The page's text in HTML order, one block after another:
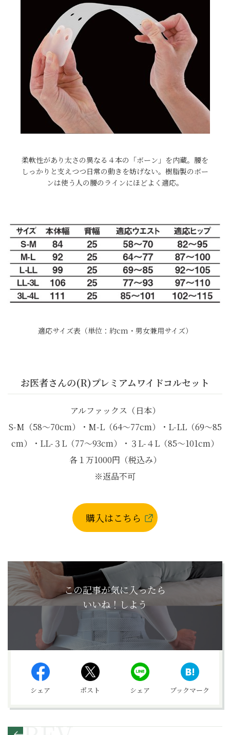
柔軟性があり太さの異なる４本の「ボーン」を内蔵。腰を
しっかりと支えつつ日常の動きを妨げない。樹脂製のボー
ンは使う人の腰のラインにほどよく適応。
適応サイズ表（単位：約cm・男女兼用サイズ）
お医者さんの(R)プレミアムワイドコルセット
アルファックス（日本）
S-M（58〜70cm）・M-L（64〜77cm）・L-LL（69〜85
cm）・LL-３L（77〜93cm）・３L-４L（85〜101cm）
各１万1000円（税込み）
※返品不可
購入はこちら
この記事が気に入ったら
いいね！しよう
シェア ポスト シェア ブックマーク